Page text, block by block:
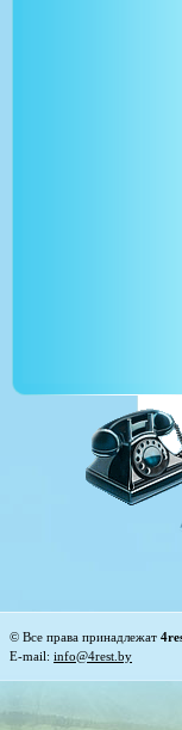
© Все права принадлежат
E-mail: info@4rest.by